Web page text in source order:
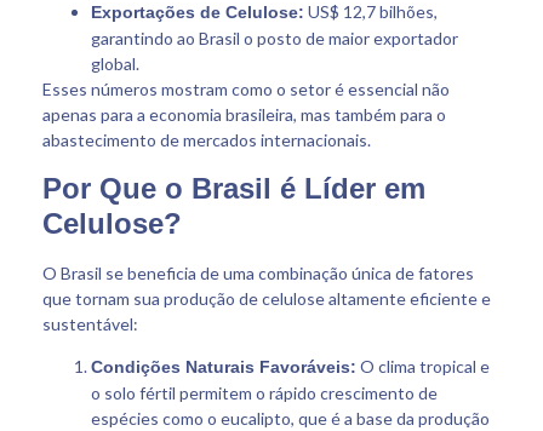
Exportações de Celulose: US$ 12,7 bilhões,
garantindo ao Brasil o posto de maior exportador
global.
Esses números mostram como o setor é essencial não
apenas para a economia brasileira, mas também para o
abastecimento de mercados internacionais.
Por Que o Brasil é Líder em
Celulose?
O Brasil se beneficia de uma combinação única de fatores
que tornam sua produção de celulose altamente eficiente e
sustentável:
Condições Naturais Favoráveis: O clima tropical e
o solo fértil permitem o rápido crescimento de
espécies como o eucalipto, que é a base da produção